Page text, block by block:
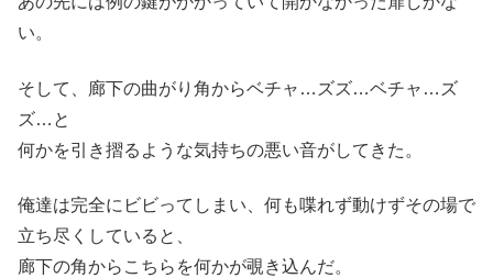
い。
そして、廊下の曲がり角からベチャ…ズズ…ベチャ…ズ
ズ…と
何かを引き摺るような気持ちの悪い音がしてきた。
俺達は完全にビビってしまい、何も喋れず動けずその場で
立ち尽くしていると、
廊下の角からこちらを何かが覗き込んだ。